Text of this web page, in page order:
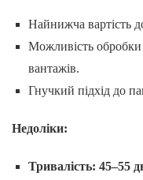
Найнижча вартість
Можливість обробки
вантажів.
Гнучкий підхід до
Недоліки:
Тривалість: 45–55